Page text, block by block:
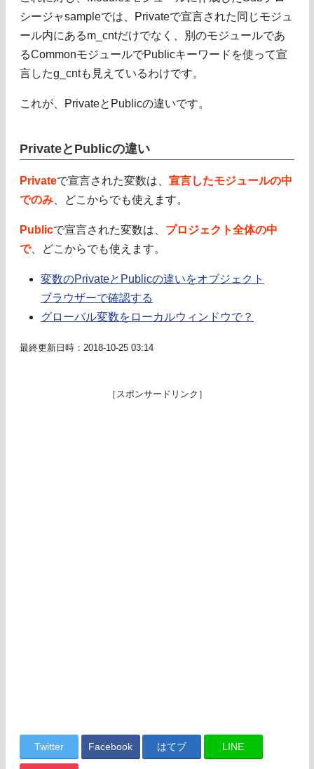
シージャsampleでは、Privateで宣言された同じモジュ
ール内にあるm_cntだけでなく、別のモジュールであ
るCommonモジュールでPublicキーワードを使って宣
言したg_cntも見えているわけです。
これが、PrivateとPublicの違いです。
PrivateとPublicの違い
Privateで宣言された変数は、 宣言したモジュールの中
でのみ、どこからでも使えます。
Publicで宣言された変数は、 プロジェクト全体の中
で、どこからでも使えます。
変数のPrivateとPublicの違いをオブジェクト
ブラウザーで確認する
グローバル変数をローカルウィンドウで？
最終更新日時：2018-10-25 03:14
［スポンサードリンク］
Twitter Facebook はてブ LINE